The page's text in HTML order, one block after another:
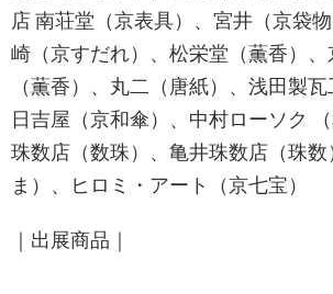
店 南荘堂（京表具）、宮井（京袋
崎（京すだれ）、松栄堂（薫香）
（薫香）、丸二（唐紙）、浅田製瓦
日吉屋（京和傘）、中村ローソク
珠数店（数珠）、亀井珠数店（珠数
ま）、ヒロミ・アート（京七宝）
｜出展商品｜